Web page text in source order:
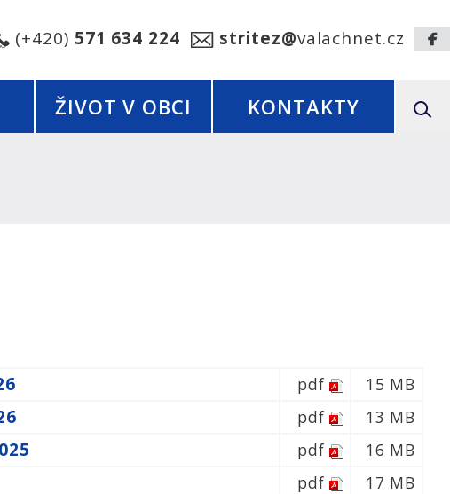
ŽIVOT V OBCI KONTAKTY
(+420) 571 634 224 stritez@valachnet.cz
pdf 15 MB
pdf 13 MB
pdf 16 MB
pdf 17 MB